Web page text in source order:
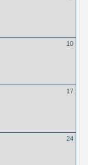
10
17
24